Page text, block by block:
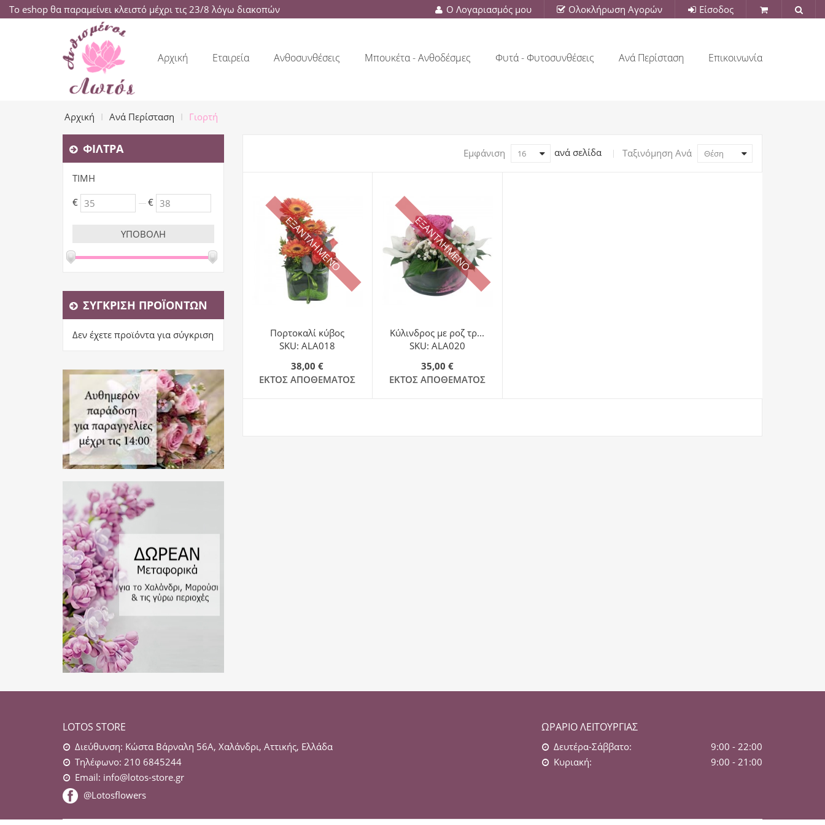
Το eshop θα παραμείνει κλειστό μέχρι τις 23/8 λόγω διακοπών Ο Λογαριασμός μου Ολοκλήρωση Αγορών Είσοδος
Αρχική Εταιρεία Ανθοσυνθέσεις Μπουκέτα - Ανθοδέσμες Φυτά - Φυτοσυνθέσεις Ανά Περίσταση Επικοινωνία
Αρχική Ανά Περίσταση Γιορτή
ΦΊΛΤΡΑ
ΤΙΜΉ
€
€
ΣΎΓΚΡΙΣΗ ΠΡΟΪΌΝΤΩΝ
Δεν έχετε προϊόντα για σύγκριση
Εμφάνιση 16 ανά σελίδα Ταξινόμηση Ανά Θέση
ΕΞΑΝΤΛΗΜΕΝΟ
Πορτοκαλί κύβος
SKU: ALA018
38,00 €
ΕΚΤΌΣ ΑΠΟΘΈΜΑΤΟΣ
ΕΞΑΝΤΛΗΜΕΝΟ
Κύλινδρος με ροζ τρ...
SKU: ALA020
35,00 €
ΕΚΤΌΣ ΑΠΟΘΈΜΑΤΟΣ
LOTOS STORE
Διεύθυνση: Κώστα Βάρναλη 56Α, Χαλάνδρι, Αττικής, Ελλάδα
Τηλέφωνο: 210 6845244
Email: info@lotos-store.gr
@Lotosflowers
ΩΡΆΡΙΟ ΛΕΙΤΟΥΡΓΊΑΣ
Δευτέρα-Σάββατο:
9:00 - 22:00
Κυριακή:
9:00 - 21:00